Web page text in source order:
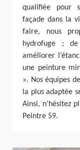
qualifiée pour
façade dans la
faire, nous
hydrofuge ;
améliorer
une peinture
». Nos équipes
la plus adaptée
Ainsi, n’hésitez
Peintre 59.